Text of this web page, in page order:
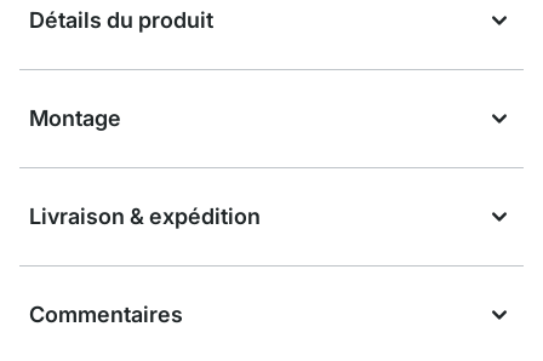
Détails du produit
Montage
Livraison & expédition
Commentaires